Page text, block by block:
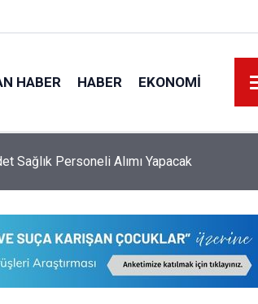
HABER HABER EKONOMI
Sağlık Personeli Alımı Yapacak